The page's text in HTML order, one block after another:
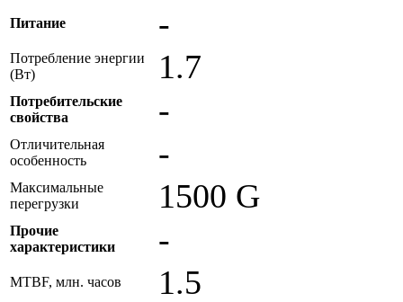
Питание -
Потребление энергии
(Вт)
1.7
Потребительские
свойства
-
Отличительная
особенность
-
Максимальные
перегрузки
1500 G
Прочие
характеристики
-
MTBF, млн. часов 1.5